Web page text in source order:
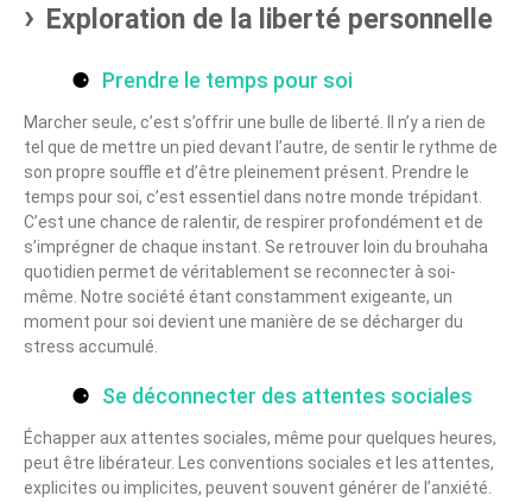
Exploration de la liberté personnelle
Prendre le temps pour soi
Marcher seule, c’est s’offrir une bulle de liberté. Il n’y a rien de
tel que de mettre un pied devant l’autre, de sentir le rythme de
son propre souffle et d’être pleinement présent. Prendre le
temps pour soi, c’est essentiel dans notre monde trépidant.
C’est une chance de ralentir, de respirer profondément et de
s’imprégner de chaque instant. Se retrouver loin du brouhaha
quotidien permet de véritablement se reconnecter à soi-
même. Notre société étant constamment exigeante, un
moment pour soi devient une manière de se décharger du
stress accumulé.
Se déconnecter des attentes sociales
Échapper aux attentes sociales, même pour quelques heures,
peut être libérateur. Les conventions sociales et les attentes,
explicites ou implicites, peuvent souvent générer de l’anxiété.